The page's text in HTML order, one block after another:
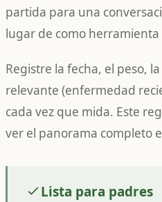
partida para una
lugar de como
Registre la fecha, el peso,
relevante (enfermedad
cada vez que mida. Este
ver el panorama completo
Lista para padres